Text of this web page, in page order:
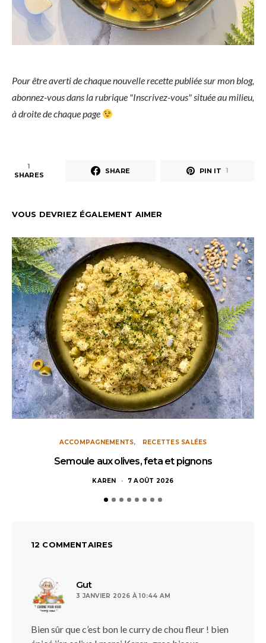
Pour être averti de chaque nouvelle recette publiée sur mon blog,
abonnez-vous dans la rubrique "Inscrivez-vous" située au milieu,
à droite de chaque page
1
SHARES SHARE PIN IT 1
VOUS DEVRIEZ ÉGALEMENT AIMER
ACCOMPAGNEMENTS RECETTES SALÉES
Semoule aux olives, feta et pignons
KAREN 7 AOÛT 2026
12 COMMENTAIRES
Gutdit :
3 JANVIER 2026 À 10:44 AM
Bien sûr que c’est bon le curry de chou fleur ! bien